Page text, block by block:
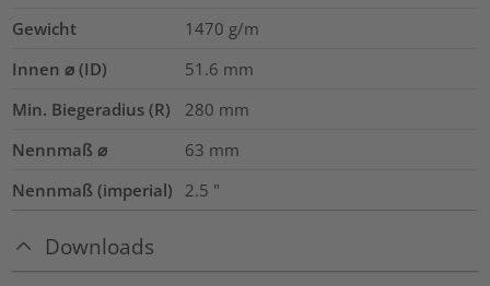
Gewicht
1470 g/m
Innen ⌀ (ID)
51.6 mm
Min. Biegeradius (R)
280 mm
Nennmaß ⌀
63 mm
Nennmaß (imperial)
2.5 "
Downloads